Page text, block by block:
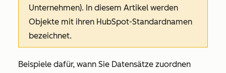
Unternehmen). In diesem Artikel werden
Objekte mit ihren HubSpot-Standardnamen
bezeichnet.
Beispiele dafür, wann Sie Datensätze zuordnen